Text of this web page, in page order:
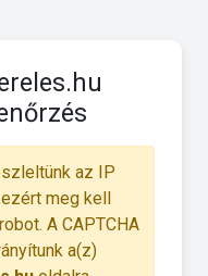
az IP
meg kell
A CAPTCHA
a(z)